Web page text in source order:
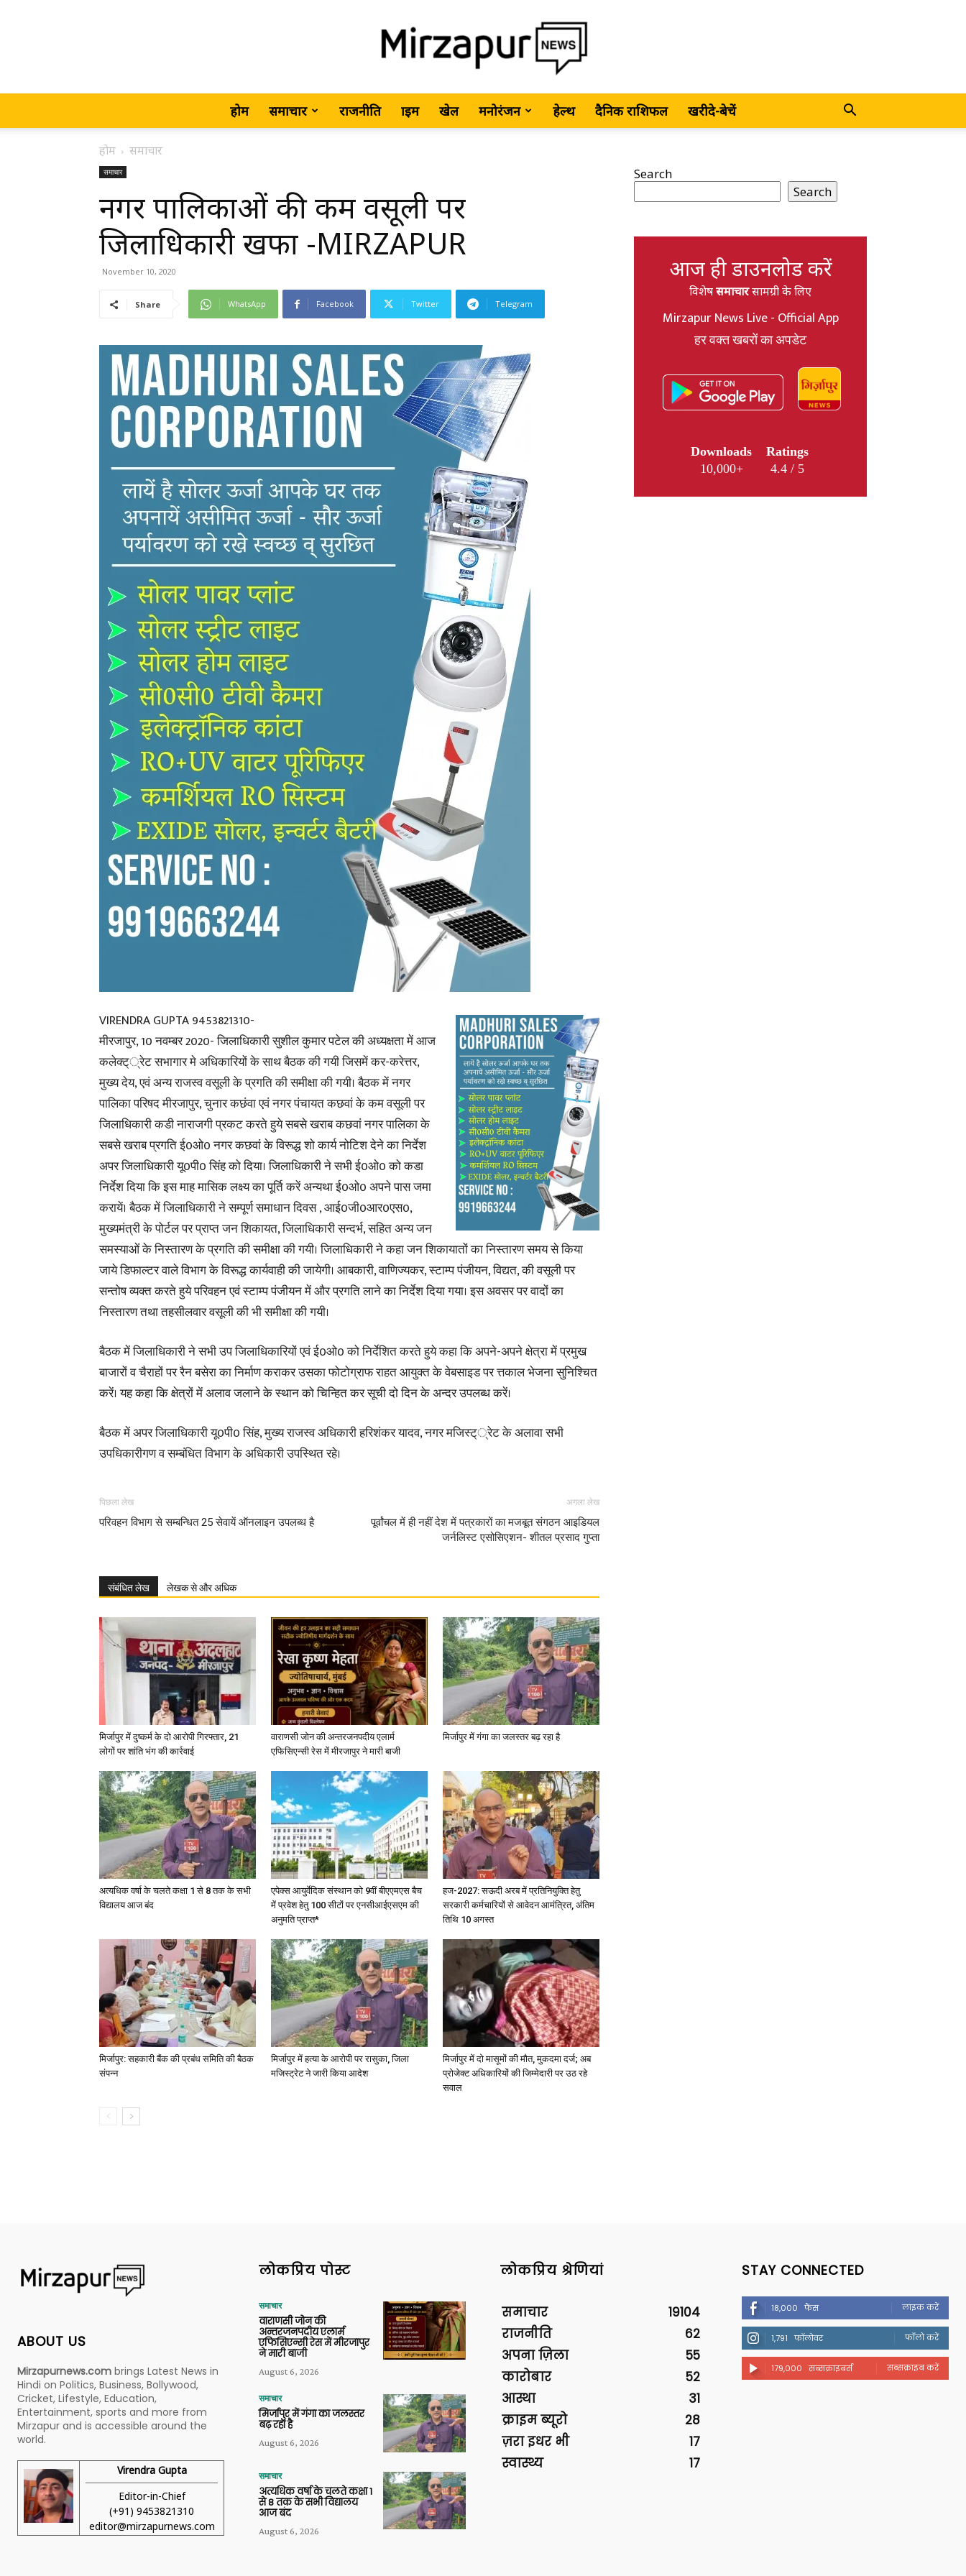
MirzapurNews.com
Hindi
News,
Latest
News
in
Hindi,
News
Paper
होम समाचार राजनीति क्राइम खेल मनोरंजन हेल्थ दैनिक राशिफल खरीदे-बेचें
होम समाचार
समाचार
नगर पालिकाओं की कम वसूली पर
जिलाधिकारी खफा -MIRZAPUR
November 10, 2020
Share WhatsApp Facebook Twitter Telegram
VIRENDRA GUPTA 9453821310-
मीरजापुर, 10 नवम्बर 2020- जिलाधिकारी सुशील कुमार पटेल की अध्यक्षता में आज
कलेक्ट््रेट सभागार मे अधिकारियों के साथ बैठक की गयी जिसमें कर-करेत्तर,
मुख्य देय, एवं अन्य राजस्व वसूली के प्रगति की समीक्षा की गयी। बैठक में नगर
पालिका परिषद मीरजापुर, चुनार कछंवा एवं नगर पंचायत कछवां के कम वसूली पर
जिलाधिकारी कडी नाराजगी प्रकट करते हुये सबसे खराब कछवां नगर पालिका के
सबसे खराब प्रगति ई0ओ0 नगर कछवां के विरूद्ध शो कार्य नोटिश देने का निर्देश
अपर जिलाधिकारी यू0पी0 सिंह को दिया। जिलाधिकारी ने सभी ई0ओ0 को कडा
निर्देश दिया कि इस माह मासिक लक्ष्य का पूर्ति करें अन्यथा ई0ओ0 अपने पास जमा
करायें। बैठक में जिलाधिकारी ने सम्पूर्ण समाधान दिवस , आई0जी0आर0एस0,
मुख्यमंत्री के पोर्टल पर प्राप्त जन शिकायत, जिलाधिकारी सन्दर्भ, सहित अन्य जन
समस्याओं के निस्तारण के प्रगति की समीक्षा की गयी। जिलाधिकारी ने कहा जन शिकायातों का निस्तारण समय से किया
जाये डिफाल्टर वाले विभाग के विरूद्ध कार्यवाही की जायेगी। आबकारी, वाणिज्यकर, स्टाम्प पंजीयन, विद्यत, की वसूली पर
सन्तोष व्यक्त करते हुये परिवहन एवं स्टाम्प पंजीयन में और प्रगति लाने का निर्देश दिया गया। इस अवसर पर वादों का
निस्तारण तथा तहसीलवार वसूली की भी समीक्षा की गयी।
बैठक में जिलाधिकारी ने सभी उप जिलाधिकारियों एवं ई0ओ0 को निर्देशित करते हुये कहा कि अपने-अपने क्षेत्रा में प्रमुख
बाजारों व चैराहों पर रैन बसेरा का निर्माण कराकर उसका फोटोग्राफ राहत आयुक्त के वेबसाइड पर त्तकाल भेजना सुनिश्चित
करें। यह कहा कि क्षेत्रों में अलाव जलाने के स्थान को चिन्हित कर सूची दो दिन के अन्दर उपलब्ध करें।
बैठक में अपर जिलाधिकारी यू0पी0 सिंह, मुख्य राजस्व अधिकारी हरिशंकर यादव, नगर मजिस्ट््रेट के अलावा सभी
उपधिकारीगण व सम्बंधित विभाग के अधिकारी उपस्थित रहे।
पिछला लेख
परिवहन विभाग से सम्बन्धित 25 सेवायें ऑनलाइन उपलब्ध है
अगला लेख
पूर्वांचल में ही नहीं देश में पत्रकारों का मजबूत संगठन आइडियल
जर्नलिस्ट एसोसिएशन- शीतल प्रसाद गुप्ता
संबंधित लेख लेखक से और अधिक
मिर्जापुर में दुष्कर्म के दो आरोपी गिरफ्तार, 21
लोगों पर शांति भंग की कार्रवाई
वाराणसी जोन की अन्तरजनपदीय एलार्म
एफिसिएन्सी रेस में मीरजापुर ने मारी बाजी
मिर्जापुर में गंगा का जलस्तर बढ़ रहा है
अत्यधिक वर्षा के चलते कक्षा 1 से 8 तक के सभी
विद्यालय आज बंद
एपेक्स आयुर्वेदिक संस्थान को 9वीं बीएएमएस बैच
में प्रवेश हेतु 100 सीटों पर एनसीआईएसएम की
अनुमति प्राप्त*
हज-2027: सऊदी अरब में प्रतिनियुक्ति हेतु
सरकारी कर्मचारियों से आवेदन आमंत्रित, अंतिम
तिथि 10 अगस्त
मिर्जापुर: सहकारी बैंक की प्रबंध समिति की बैठक
संपन्न
मिर्जापुर में हत्या के आरोपी पर रासुका, जिला
मजिस्ट्रेट ने जारी किया आदेश
मिर्जापुर में दो मासूमों की मौत, मुकदमा दर्ज; अब
प्रोजेक्ट अधिकारियों की जिम्मेदारी पर उठ रहे
सवाल
Search
Search
आज ही डाउनलोड करें
विशेषसमाचारसामग्री के लिए
Mirzapur News Live - Official App
हर वक्त खबरों का अपडेट
Downloads
10,000+
Ratings
4.4 / 5
ABOUT US
Mirzapurnews.com brings Latest News in
Hindi on Politics, Business, Bollywood,
Cricket, Lifestyle, Education,
Entertainment, sports and more from
Mirzapur and is accessible around the
world.
Virendra Gupta
Editor-in-Chief
(+91) 9453821310
editor@mirzapurnews.com
लोकप्रिय पोस्ट
समाचार
वाराणसी जोन की
अन्तरजनपदीय एलार्म
एफिसिएन्सी रेस में मीरजापुर
ने मारी बाजी
August 6, 2026
समाचार
मिर्जापुर में गंगा का जलस्तर
बढ़ रहा है
August 6, 2026
समाचार
अत्यधिक वर्षा के चलते कक्षा 1
से 8 तक के सभी विद्यालय
आज बंद
August 6, 2026
लोकप्रिय श्रेणियां
समाचार
19104
राजनीति
62
अपना ज़िला
55
कारोबार
52
आस्था
31
क्राइम ब्यूरो
28
ज़रा इधर भी
17
स्वास्थ्य
17
STAY CONNECTED
18,000 फैंस लाइक करें
1,791 फॉलोवर फॉलो करें
179,000 सब्सक्राइबर्स सब्सक्राइब करें